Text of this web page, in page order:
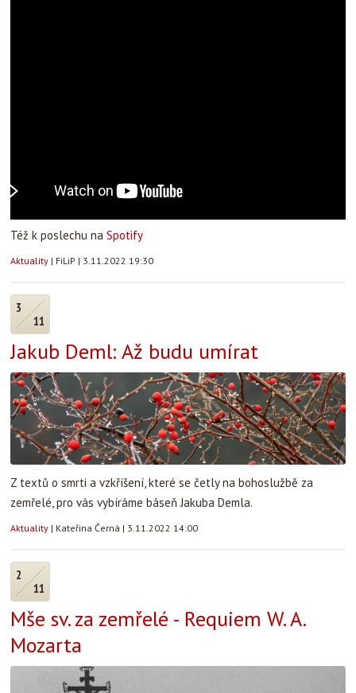
Též k poslechu na Spotify
Aktuality | FiLiP | 3.11.2022 19:30
3
11
Jakub Deml: Až budu umírat
Z textů o smrti a vzkříšení, které se četly na bohoslužbě za
zemřelé, pro vás vybíráme báseň Jakuba Demla.
Aktuality | Kateřina Černá | 3.11.2022 14:00
2
11
Mše sv. za zemřelé - Requiem W. A.
Mozarta